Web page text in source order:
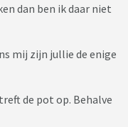
dan ben ik daar niet
mij zijn jullie de enige
de pot op. Behalve